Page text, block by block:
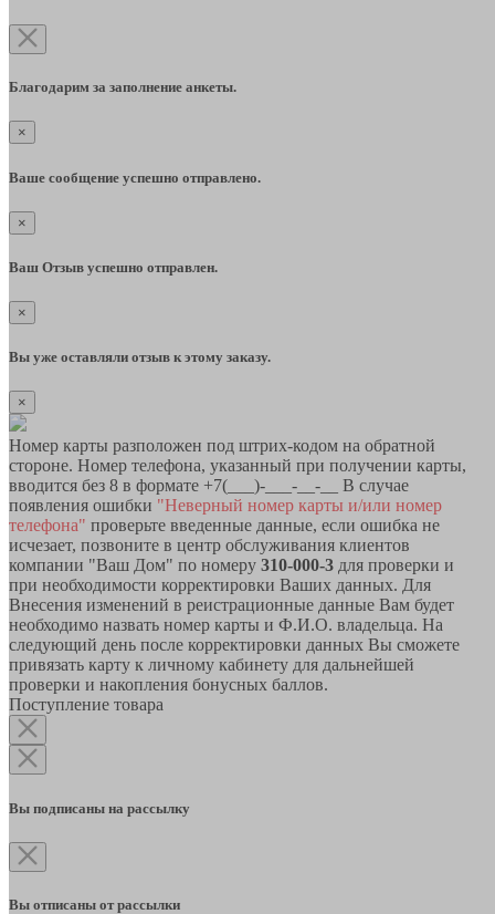
Благодарим за заполнение анкеты.
×
Ваше сообщение успешно отправлено.
×
Ваш Отзыв успешно отправлен.
×
Вы уже оставляли отзыв к этому заказу.
×
Номер карты разположен под штрих-кодом на обратной
стороне. Номер телефона, указанный при получении карты,
вводится без 8 в формате +7(___)-___-__-__ В случае
появления ошибки "Неверный номер карты и/или номер
телефона" проверьте введенные данные, если ошибка не
исчезает, позвоните в центр обслуживания клиентов
компании "Ваш Дом" по номеру 310-000-3 для проверки и
при необходимости корректировки Ваших данных. Для
Внесения изменений в реистрационные данные Вам будет
необходимо назвать номер карты и Ф.И.О. владельца. На
следующий день после корректировки данных Вы сможете
привязать карту к личному кабинету для дальнейшей
проверки и накопления бонусных баллов.
Поступление товара
Вы подписаны на рассылку
Вы отписаны от рассылки